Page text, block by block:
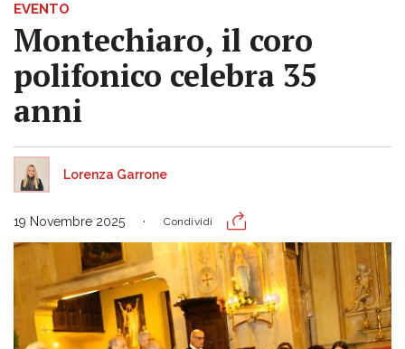
EVENTO
Montechiaro, il coro
polifonico celebra 35
anni
Lorenza Garrone
19 Novembre 2025 Condividi